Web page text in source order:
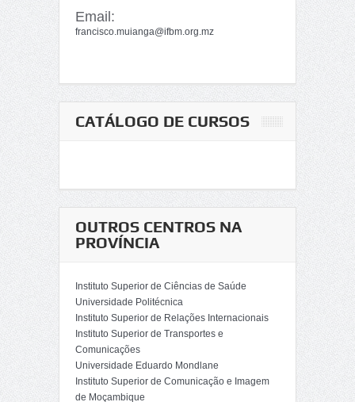
Email:
francisco.muianga@ifbm.org.mz
CATÁLOGO DE CURSOS
OUTROS CENTROS NA
PROVÍNCIA
Instituto Superior de Ciências de Saúde
Universidade Politécnica
Instituto Superior de Relações Internacionais
Instituto Superior de Transportes e
Comunicações
Universidade Eduardo Mondlane
Instituto Superior de Comunicação e Imagem
de Moçambique